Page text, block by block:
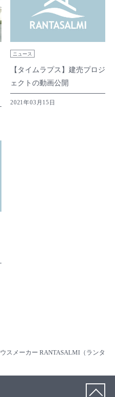
ニュース
【タイムラプス】建売プロジ
ェクトの動画公開
2021年03月15日
スメーカー RANTASALMI（ランタ